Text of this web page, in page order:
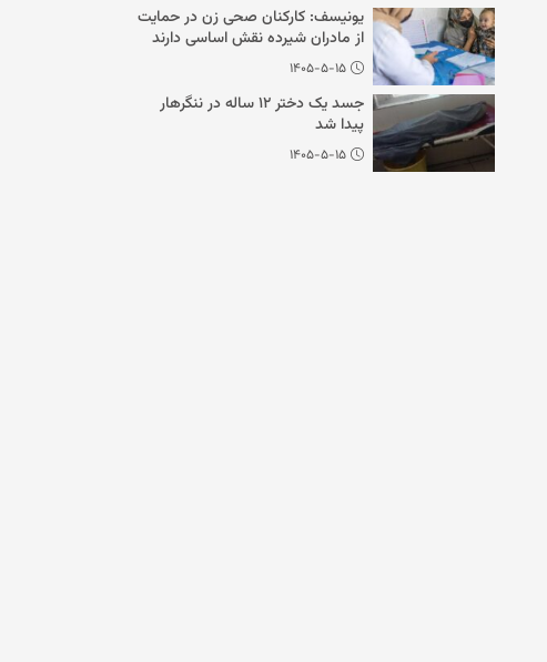
یونیسف: کارکنان صحی زن در حمایت
از مادران شیرده نقش اساسی دارند
۱۴۰۵-۵-۱۵
جسد یک دختر ۱۲ ساله در ننگرهار
پیدا شد
۱۴۰۵-۵-۱۵